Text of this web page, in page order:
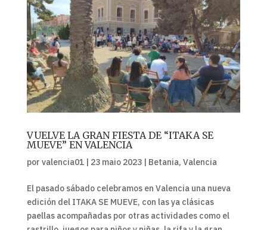
VUELVE LA GRAN FIESTA DE “ITAKA SE
MUEVE” EN VALENCIA
por valencia01| 23 maio 2023| Betania, Valencia
El pasado sábado celebramos en Valencia una nueva
edición del ITAKA SE MUEVE, con las ya clásicas
paellas acompañadas por otras actividades como el